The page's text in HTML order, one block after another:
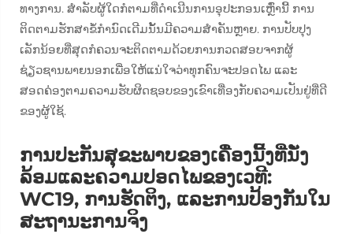
ທາງການ. ສຳລັບຜູ້ໃດກໍຕາມທີ່ດຳເນີນການອຸປະກອນເຫຼົ່ານີ້ ການ
ຕິດຕາມຮັກສາຂໍ້ກຳນົດເດີມນັ້ນມີຄວາມສຳຄັນຫຼາຍ. ການປັບປຸງ
ເລັກນ້ອຍທີ່ສຸດກໍຄວນຈະຕິດຕາມດ້ວຍການກວດສອບຈາກຜູ້
ຊ່ຽວຊານພາຍນອກເພື່ອໃຫ້ແນ່ໃຈວ່າທຸກຄົນຈະປອດໄພ ແລະ
ສອດຄ່ອງຕາມຄວາມຮັບຜິດຊອບຂອງເຂົາເທື່ອງກັບຄວາມເປັນຢູ່ທີ່ດີ
ຂອງຜູ້ໃຊ້.
ການປະກັນສຸຂະພາບຂອງເຄື່ອງນີ້ງທີ່ນັ່ງ
ລ້ອມແລະຄວາມປອດໄພຂອງເວທີ:
WC19, ການຮັດຕິງ, ແລະການປ້ອງກັນໃນ
ສະຖານະການຈິງ